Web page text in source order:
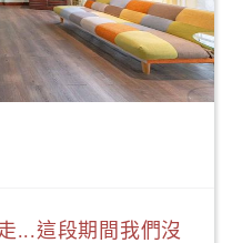
...這段期間我們沒